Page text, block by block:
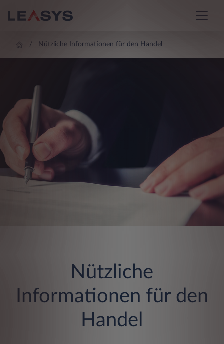
Nützliche Informationen für den Handel
Nützliche
Informationen für den
Handel